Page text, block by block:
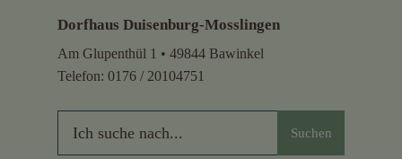
Dorfhaus Duisenburg-Mosslingen
Am Glupenthül 1 • 49844 Bawinkel
Telefon: 0176 / 20104751
Suchen